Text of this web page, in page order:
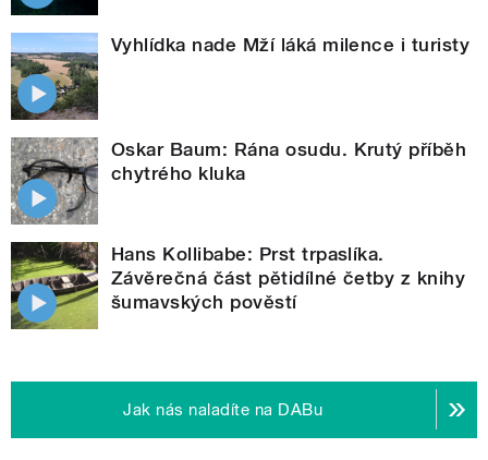
Vyhlídka nade Mží láká milence i turisty
Oskar Baum: Rána osudu. Krutý příběh
chytrého kluka
Hans Kollibabe: Prst trpaslíka.
Závěrečná část pětidílné četby z knihy
šumavských pověstí
Jak nás naladíte na DABu